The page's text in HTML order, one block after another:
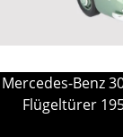
Mercedes-Benz
Flügeltürer